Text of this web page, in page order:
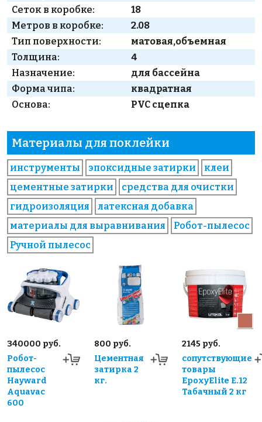
Сеток в коробке:
18
Метров в коробке:
2.08
Тип поверхности:
матовая,объемная
Толщина:
4
Назначение:
для бассейна
Форма чипа:
квадратная
Основа:
PVC сцепка
Материалы для поклейки
инструменты эпоксидные затирки
клеи
цементные затирки
средства для очистки
гидроизоляция
латексная добавка
материалы для выравнивания
Робот-пылесос
Ручной пылесос
340000 руб.
Робот-
пылесос
Hayward
Aquavac
600
800 руб.
Цементная
затирка 2
кг.
2145 руб.
сопутствующие
товары
EpoxyElite E.12
Табачный 2 кг